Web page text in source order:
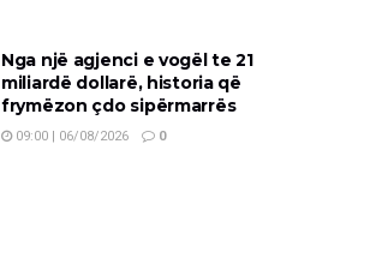
Nga një agjenci e vogël te 21
miliardë dollarë, historia që
frymëzon çdo sipërmarrës
09:00 | 06/08/2026 0